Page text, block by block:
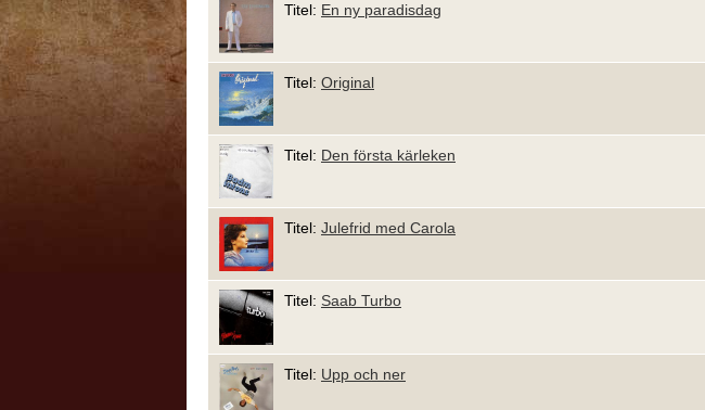
Titel: En ny paradisdag
Titel: Original
Titel: Den första kärleken
Titel: Julefrid med Carola
Titel: Saab Turbo
Titel: Upp och ner